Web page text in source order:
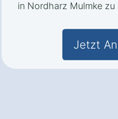
in Nordharz Mulmke zu
Jetzt